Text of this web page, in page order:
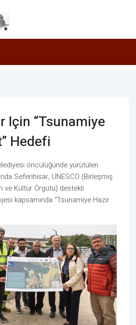
Için “Tsunamiye
Hedefi
öncülüğünde yürütülen
Seferihisar, UNESCO (Birleşmiş
ve Kültür Örgütü) destekli
kapsamında “Tsunamiye Hazır